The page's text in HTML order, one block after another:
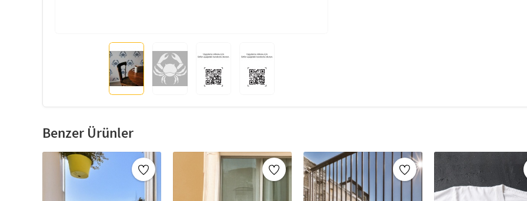
tekniği, her türlü yüzeyde
Duvar ve cam süslemeleri
Benzer Ürünler